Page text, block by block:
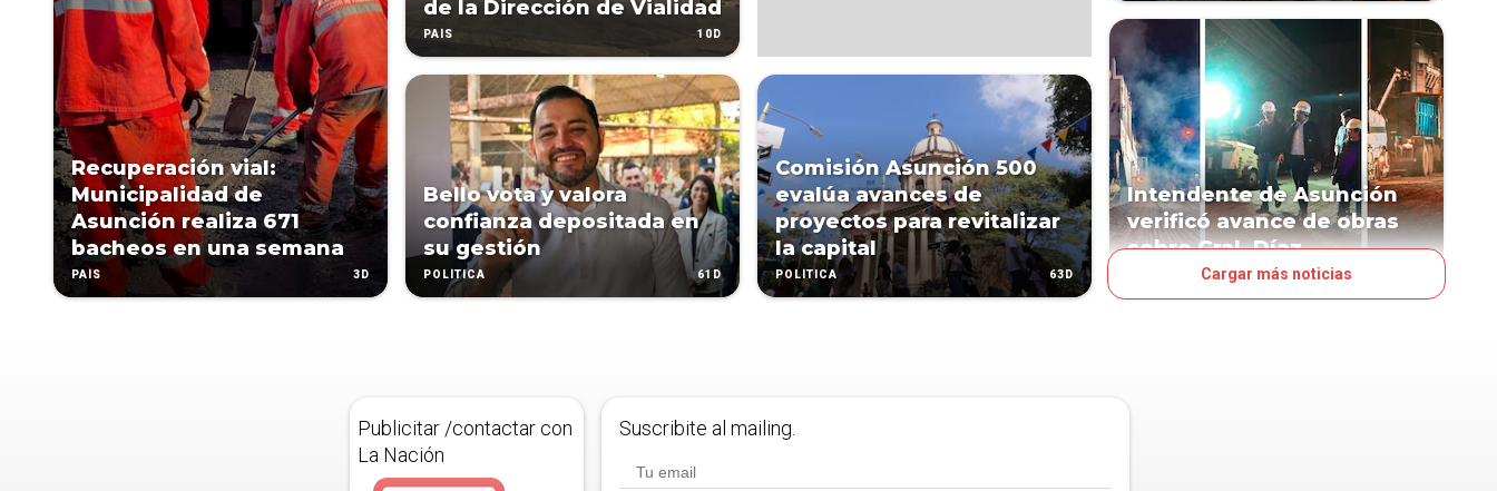
Recuperación vial:
Municipalidad de
Asunción realiza 671
bacheos en una semana
PAÍS 3D
de la Dirección de Vialidad
PAÍS 10D
Bello vota y valora
confianza depositada en
su gestión
POLÍTICA 61D
Comisión Asunción 500
evalúa avances de
proyectos para revitalizar
la capital
POLÍTICA 63D
Intendente de Asunción
verificó avance de obras
sobre Gral. Díaz
Cargar más noticias
Publicitar /contactar con
La Nación
Suscribite al mailing.